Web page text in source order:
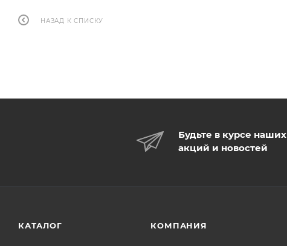
НАЗАД К СПИСКУ
Будьте в курсе наших
акций и новостей
КАТАЛОГ КОМПАНИЯ